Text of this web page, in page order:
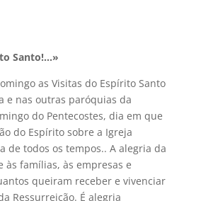
Santo!…»
as Visitas do Espírito Santo
e nas outras paróquias da
do Pentecostes, dia em que
do Espírito sobre a Igreja
de todos os tempos.. A alegria da
às famílias, às empresas e
queiram receber e vivenciar
Ressurreição. É alegria